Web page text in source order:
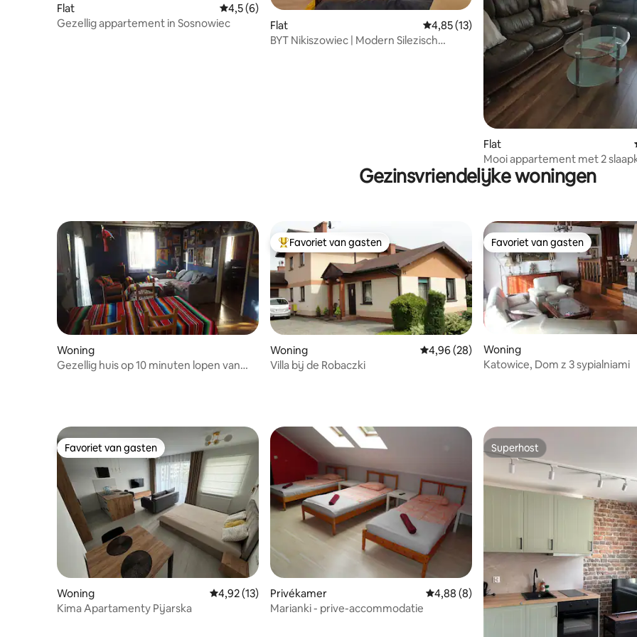
Flat Gemiddelde beoordeling van 4,5 op 5, 6 recensies
4,5 (6)
Gezellig appartement in Sosnowiec
Flat Gemiddelde beoordeling van 4,85 op 5, 13
4,85 (13)
BYT Nikiszowiec | Modern Silezisch
Flat
Mooi appartement met 2
Katowice
Gezinsvriendelijke woningen
Woning
Gezellig huis op 10 minuten lopen van
Topfavoriet van gasten
Favoriet van gasten
Woning Gemiddelde beoordeling van 4,96 op 5, 28
4,96 (28)
Villa bij de Robaczki
Favoriet van gasten
Favoriet van gasten
Woning
Katowice, Dom z 3 sypialniami
Favoriet van gasten
Favoriet van gasten
Woning Gemiddelde beoordeling van 4,92 op 5, 13 recensies
4,92 (13)
Kima Apartamenty Pijarska
Privékamer Gemiddelde beoordeling van 4,88 op 5, 8
4,88 (8)
Marianki - prive-accommodatie
Superhost
Superhost